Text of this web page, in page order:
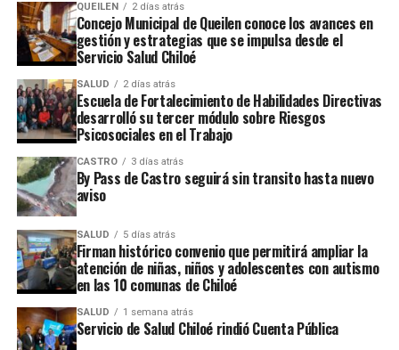
QUEILEN 2 días atrás
Concejo Municipal de Queilen conoce los avances en
gestión y estrategias que se impulsa desde el
Servicio Salud Chiloé
SALUD 2 días atrás
Escuela de Fortalecimiento de Habilidades Directivas
desarrolló su tercer módulo sobre Riesgos
Psicosociales en el Trabajo
CASTRO 3 días atrás
By Pass de Castro seguirá sin transito hasta nuevo
aviso
SALUD 5 días atrás
Firman histórico convenio que permitirá ampliar la
atención de niñas, niños y adolescentes con autismo
en las 10 comunas de Chiloé
SALUD 1 semana atrás
Servicio de Salud Chiloé rindió Cuenta Pública